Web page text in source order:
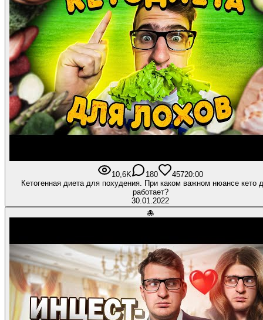
10,6K 180 45720:00
Кетогенная диета для похудения. При каком важном нюансе кето
работает?
30.01.2022
🐙